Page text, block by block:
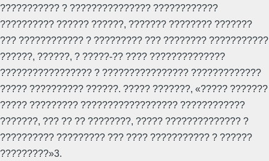
??????????? ? ??????????????? ????????????
?????????? ?????? ??????, ??????? ???????? ???????
??? ???????????? ? ????????? ??? ???????? ???????????
??????, ??????, ? ?????-?? ???? ??????????????
????????????????? ? ???????????????? ?????????????
????? ?????????? ??????. ????? ???????, «????? ???????
????? ????????? ?????????????????? ????????????
???????, ??? ?? ?? ????????, ????? ?????????????? ?
?????????? ????????? ??? ???? ??????????? ? ??????
?????????»3.